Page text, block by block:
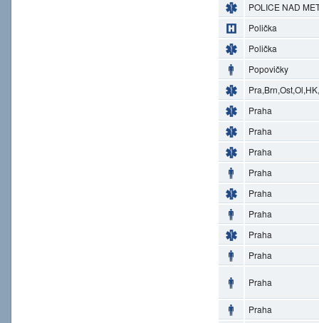
POLICE NAD
Polička
Polička
Popovičky
Praha
Praha
Praha
Praha
Praha
Praha
Praha
Praha
Praha
Praha